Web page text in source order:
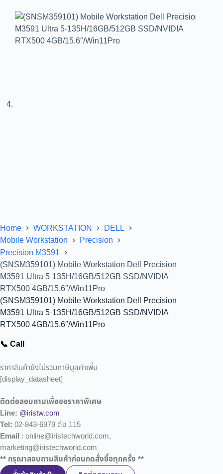
Home WORKSTATION
DELL
Mobile Workstation
Precision
Precision M3591
(SNSM359101) Mobile Workstation Dell Precision
M3591 Ultra 5-135H/16GB/512GB SSD/NVIDIA
RTX500 4GB/15.6″/Win11Pro
(SNSM359101) Mobile Workstation Dell Precision
M3591 Ultra 5-135H/16GB/512GB SSD/NVIDIA
RTX500 4GB/15.6″/Win11Pro
📞 Call
ราคาสินค้ายังไม่รวมภาษีมูลค่าเพิ่ม
[display_datasheet]
ติดต่อสอบถามเพื่อขอราคาพิเศษ
Line: @iristw.com
Tel: 02-843-6979 ต่อ 115
Email : online@iristechworld.com,
marketing@iristechworld.com
** กรุณาสอบถามสินค้าก่อนกดสั่งซื้อทุกครั้ง **